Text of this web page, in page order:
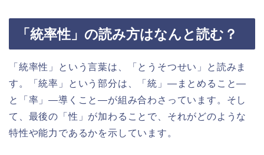
「統率性」の読み方はなんと読む？
「統率性」という言葉は、「とうそつせい」と読みま
す。「統率」という部分は、「統」—まとめること—
と「率」—導くこと—が組み合わさっています。そし
て、最後の「性」が加わることで、それがどのような
特性や能力であるかを示しています。